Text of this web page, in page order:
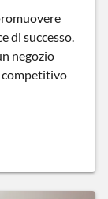
di successo.
negozio
competitivo